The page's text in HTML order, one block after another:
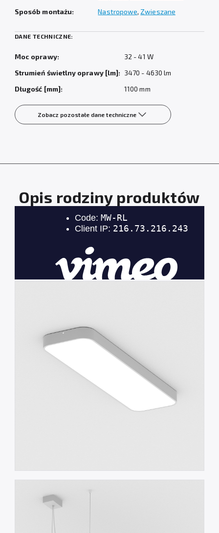
Sposób montażu:
Nastropowe, Zwieszane
DANE TECHNICZNE:
Moc oprawy:
32 - 41 W
Strumień świetlny oprawy [lm]: 3470 - 4630 lm
Długość [mm]:
1100 mm
Zobacz pozostałe dane techniczne
Opis rodziny produktów